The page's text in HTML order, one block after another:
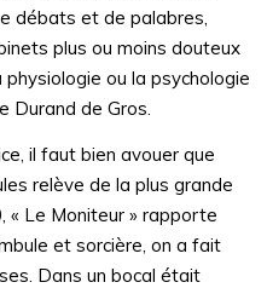
débats et de palabres,
plus ou moins douteux
ou la psychologie
Durand de Gros.
il faut bien avouer que
relève de la plus grande
« Le Moniteur » rapporte
et sorcière, on a fait
Dans un bocal était